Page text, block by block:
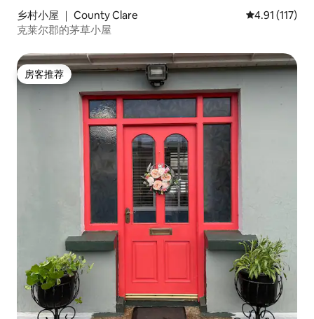
乡村小屋 ｜ County Clare 平均评分 4.91
4.91 (117)
克莱尔郡的茅草小屋
房客推荐
房客推荐